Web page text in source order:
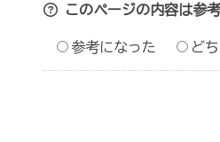
このページの内容は参
参考になった ど